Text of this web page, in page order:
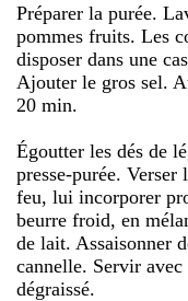
Préparer la purée.
pommes fruits. Les
disposer dans une
Ajouter le gros sel.
20 min.
Égoutter les dés de
presse-purée. Verser
feu, lui incorporer
beurre froid, en
de lait. Assaisonner
cannelle. Servir
dégraissé.